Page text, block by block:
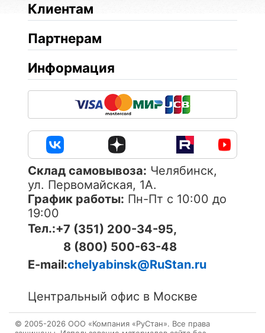
Клиентам
Партнерам
Информация
Cклад самовывоза: Челябинск,
ул. Первомайская, 1А.
График работы: Пн-Пт с 10:00 до
19:00
Тел.:+7 (351) 200-34-95,
8 (800) 500-63-48
E-mail:chelyabinsk@RuStan.ru
Центральный офис в Москве
© 2005-2026 ОOО «Компания «РуСтан». Все права